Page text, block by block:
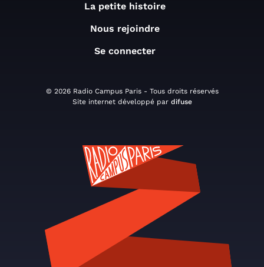
La petite histoire
Nous rejoindre
Se connecter
© 2026 Radio Campus Paris - Tous droits réservés
Site internet développé par difuse